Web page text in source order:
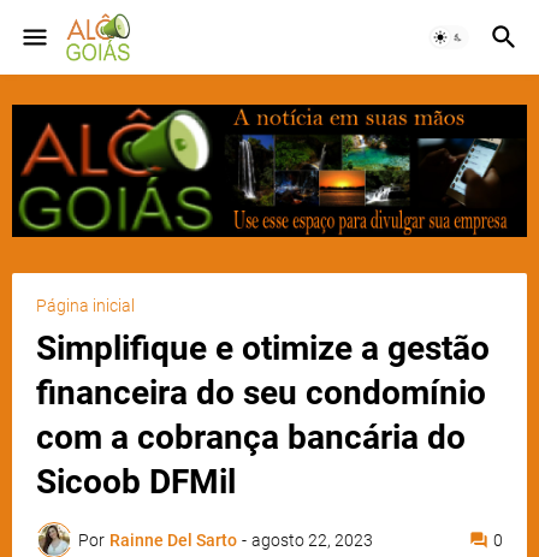
Página inicial
Simplifique e otimize a gestão
financeira do seu condomínio
com a cobrança bancária do
Sicoob DFMil
Por Rainne Del Sarto - agosto 22, 2023 0